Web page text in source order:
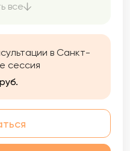
и был наиболее
все
в Санкт-
сессия